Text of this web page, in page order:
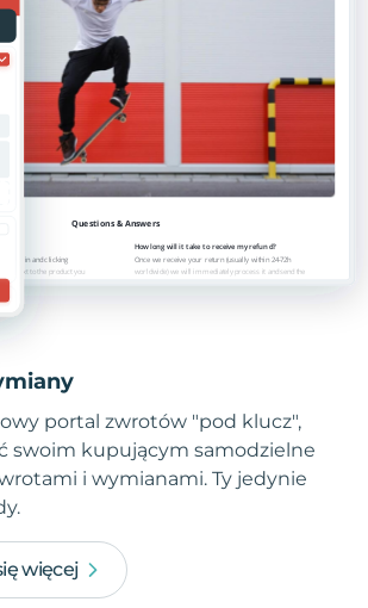
portal zwrotów "pod klucz",
swoim kupującym samodzielne
i wymianami. Ty jedynie
więcej